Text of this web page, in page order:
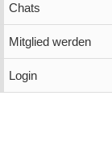
Chats
Mitglied werden
Login